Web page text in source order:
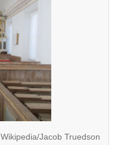
Wikipedia/Jacob Truedson